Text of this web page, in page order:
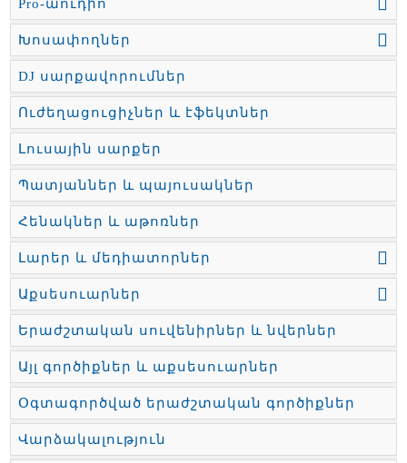
Pro-աուդիո
Խոսափողներ
DJ սարքավորումներ
Ուժեղացուցիչներ և էֆեկտներ
Լուսային սարքեր
Պատյաններ և պայուսակներ
Հենակներ և աթոռներ
Լարեր և մեդիատորներ
Աքսեսուարներ
Երաժշտական սուվենիրներ և նվերներ
Այլ գործիքներ և աքսեսուարներ
Օգտագործված երաժշտական գործիքներ
Վարձակալություն